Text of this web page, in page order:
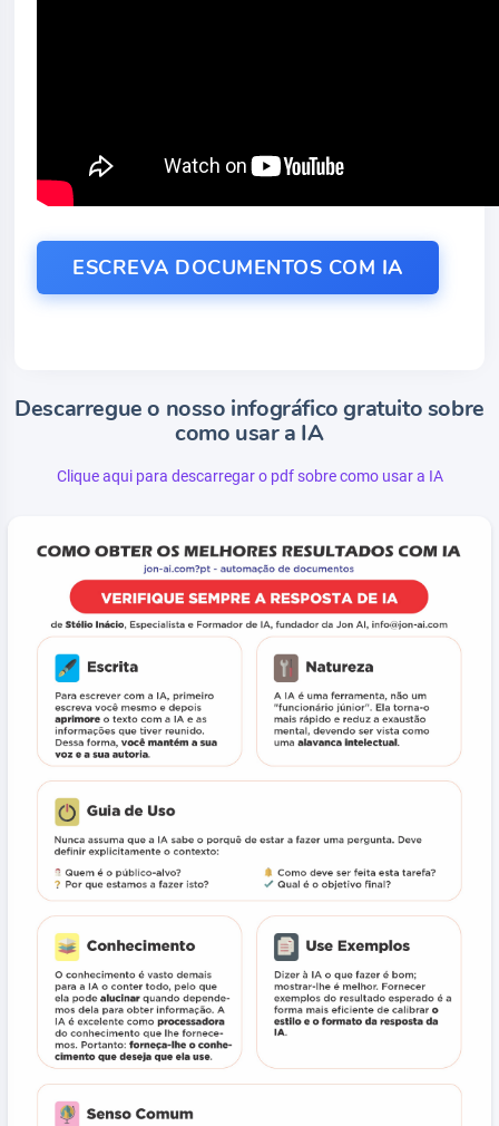
ESCREVA DOCUMENTOS COM IA
Descarregue o nosso infográfico gratuito sobre
como usar a IA
Clique aqui para descarregar o pdf sobre como usar a IA